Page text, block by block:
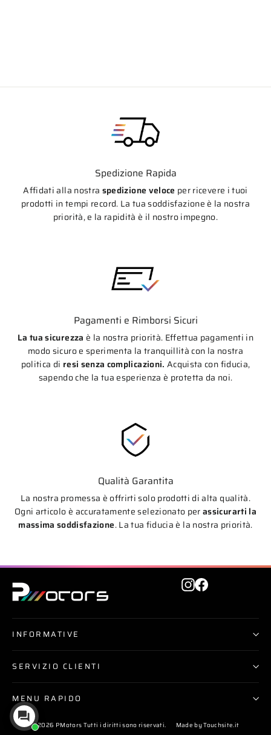
Spedizione Rapida
Affidati alla nostra spedizione veloce per ricevere i tuoi
prodotti in tempi record. La tua soddisfazione è la nostra
priorità, e la rapidità è il nostro impegno.
Pagamenti e Rimborsi Sicuri
La tua sicurezza è la nostra priorità. Effettua pagamenti in
modo sicuro e sperimenta la tranquillità con la nostra
politica di resi senza complicazioni. Acquista con fiducia,
sapendo che la tua esperienza è protetta da noi.
Qualità Garantita
La nostra promessa è offrirti solo prodotti di alta qualità.
Ogni articolo è accuratamente selezionato perassicurarti la
massima soddisfazione. La tua fiducia è la nostra priorità.
Instagram
Facebook
INFORMATIVE
SERVIZIO CLIENTI
MENU RAPIDO
© 2026 PMotors Tutti i diritti sono riservati. Made by Touchsite.it